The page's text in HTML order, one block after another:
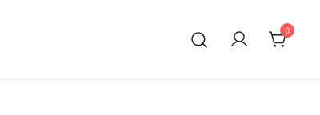
0